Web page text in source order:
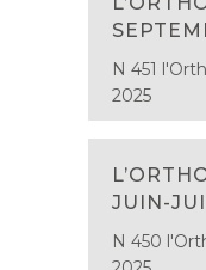
N 451
2025
JUIN-
N 450